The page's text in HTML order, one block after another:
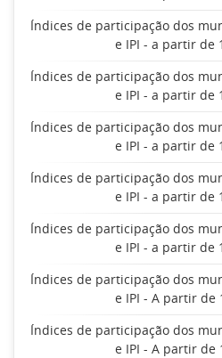
Índices de participação dos
e IPI - a partir de
Índices de participação dos
e IPI - a partir de
Índices de participação dos
e IPI - a partir de
Índices de participação dos
e IPI - a partir de
Índices de participação dos
e IPI - a partir de
Índices de participação dos
e IPI - A partir de
Índices de participação dos
e IPI - A partir de